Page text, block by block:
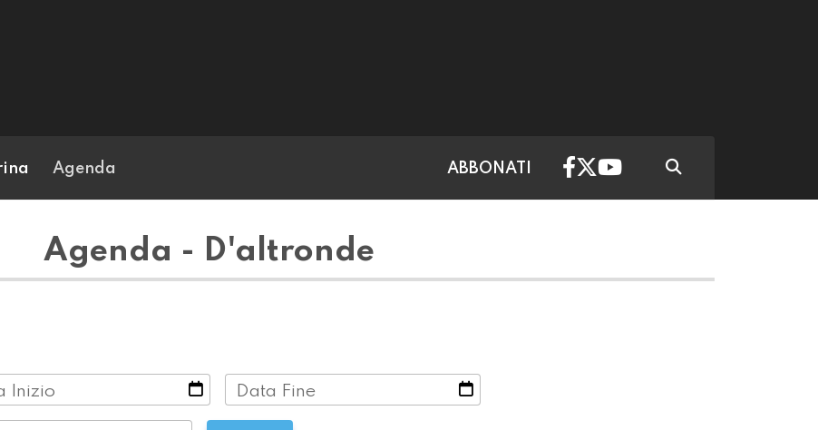
Agenda ABBONATI
Agenda - D'altronde
Inizio Data Fine